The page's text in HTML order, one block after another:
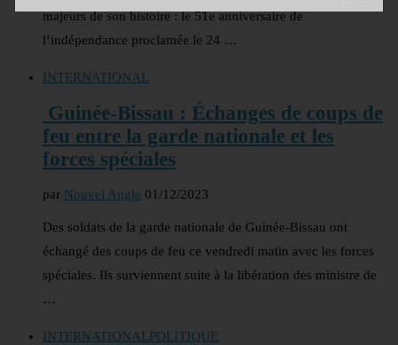
majeurs de son histoire : le 51e anniversaire de
l’indépendance proclamée le 24 …
INTERNATIONAL
Guinée-Bissau : Échanges de coups de
feu entre la garde nationale et les
forces spéciales
par Nouvel Angle 01/12/2023
Des soldats de la garde nationale de Guinée-Bissau ont
échangé des coups de feu ce vendredi matin avec les forces
spéciales. Ils surviennent suite à la libération des ministre de
…
INTERNATIONALPOLITIQUE